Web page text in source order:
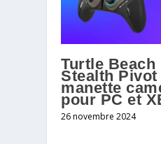
Turtle Beach
Stealth Pivot
manette
pour PC et
26 novembre 2024